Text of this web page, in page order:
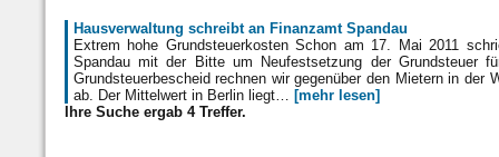
Hausverwaltung schreibt an Finanzamt Spandau
Extrem hohe Grundsteuerkosten Schon am 17. Mai 2011
Spandau mit der Bitte um Neufestsetzung der Grundsteuer
Grundsteuerbescheid rechnen wir gegenüber den Mietern in
ab. Der Mittelwert in Berlin liegt… [mehr lesen]
Ihre Suche ergab 4 Treffer.